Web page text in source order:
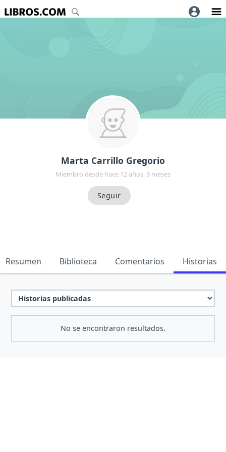
Marta Carrillo Gregorio
Miembro desde hace 12 años, 3 meses
Resumen Biblioteca Comentarios Historias
No se encontraron resultados.